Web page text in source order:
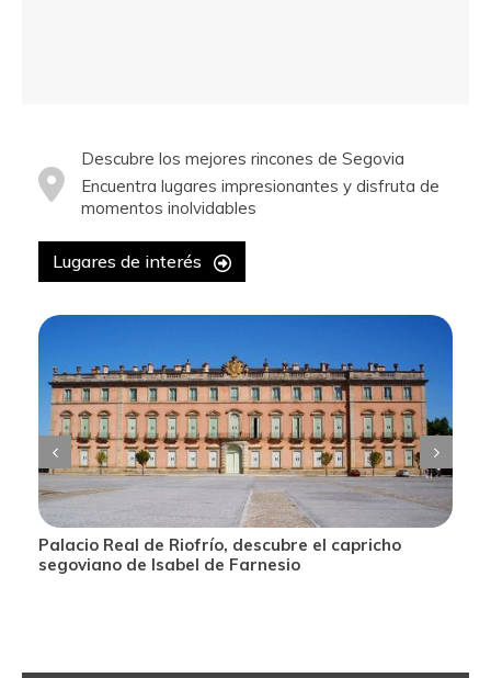
Descubre los mejores rincones de Segovia
Encuentra lugares impresionantes y disfruta de
momentos inolvidables
Lugares de interés
Palacio Real de Riofrío, descubre el capricho
segoviano de Isabel de Farnesio